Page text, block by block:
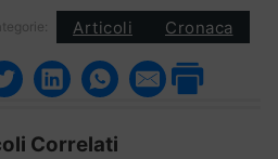
Articoli Cronaca
Correlati